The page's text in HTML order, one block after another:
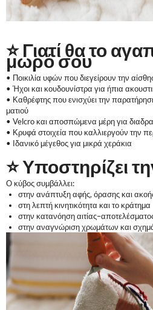
⭐ Γιατί θα το
μωρό σου
• Ποικιλία υφών που διεγείρουν την
• Ήχοι και κουδουνίστρα για ήπια
• Καθρέφτης που ενισχύει την
ματιού
• Velcro και αποσπώμενα μέρη για
• Κρυφά στοιχεία που καλλιεργούν την
• Ιδανικό μέγεθος για μικρά χεράκια
⭐ Υποστηρίζει
Ο κύβος συμβάλλει:
στην ανάπτυξη αφής, όρασης και
στη λεπτή κινητικότητα και το κράτημα
στην κατανόηση
στην αναγνώριση χρωμάτων και